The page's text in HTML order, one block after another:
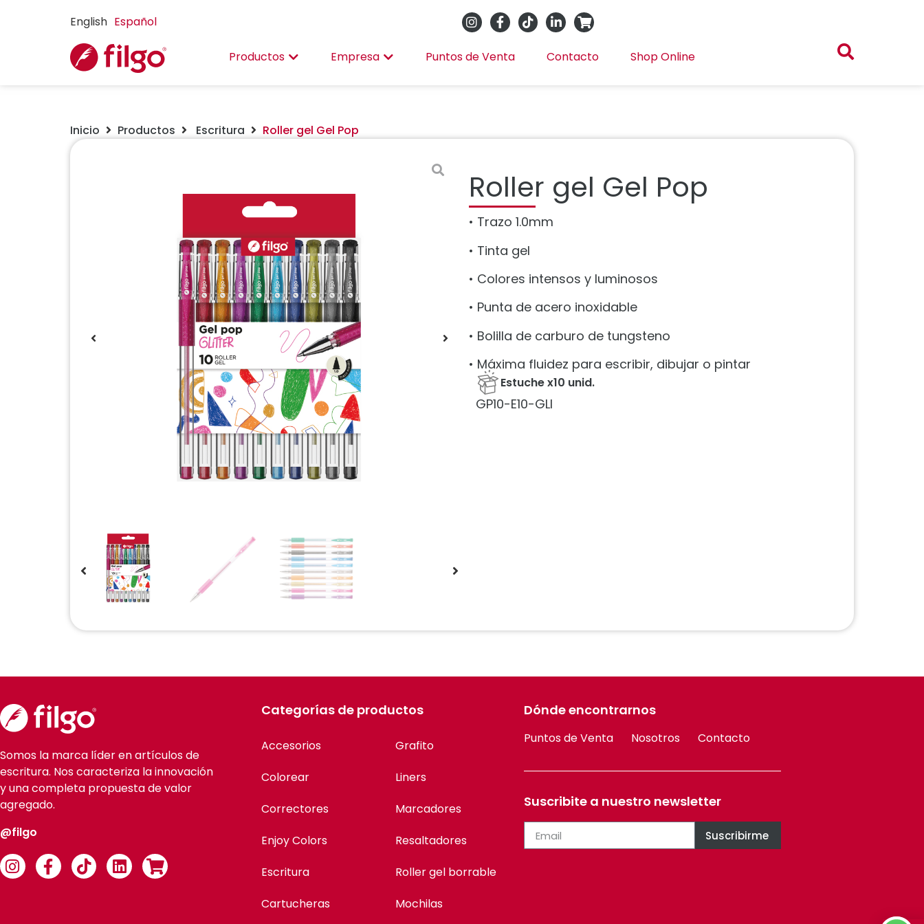
English Español
Productos Empresa Puntos de Venta Contacto Shop Online
Inicio Productos Escritura Roller gel Gel Pop
Roller gel Gel Pop
• Trazo 1.0mm
• Tinta gel
• Colores intensos y luminosos
• Punta de acero inoxidable
• Bolilla de carburo de tungsteno
• Máxima fluidez para escribir, dibujar o pintar
Estuche x10 unid.
GP10-E10-GLI
Somos la marca líder en artículos de
escritura. Nos caracteriza la innovación
y una completa propuesta de valor
agregado.
@filgo
Categorías de productos
Accesorios
Colorear
Correctores
Enjoy Colors
Escritura
Cartucheras
Grafito
Liners
Marcadores
Resaltadores
Roller gel borrable
Mochilas
Dónde encontrarnos
Puntos de Venta Nosotros Contacto
Suscribite a nuestro newsletter
Suscribirme